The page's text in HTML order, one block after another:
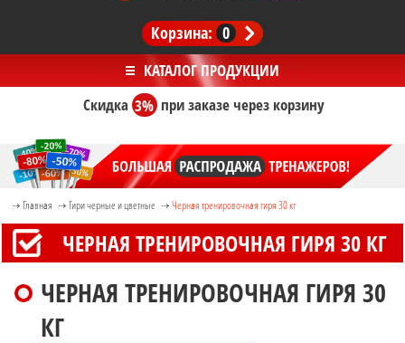
Корзина: 0
Скидка3% при заказечерез корзину
Главная Гири черные и цветные Черная тренировочная гиря 30 кг
ЧЕРНАЯ ТРЕНИРОВОЧНАЯ ГИРЯ 30 КГ
ЧЕРНАЯ ТРЕНИРОВОЧНАЯ ГИРЯ 30
КГ